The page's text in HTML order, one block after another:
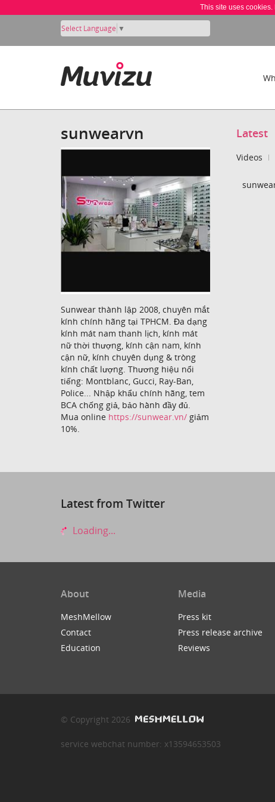
This site uses
Select Language ▼
sunwearvn
Sunwear thành lập 2008, chuyên mắt
kính chính hãng tại TPHCM. Đa dạng
kính mát nam thanh lịch, kính mát
nữ thời thượng, kính cận nam, kính
cận nữ, kính chuyên dụng & tròng
kính chất lượng. Thương hiệu nổi
tiếng: Montblanc, Gucci, Ray-Ban,
Police... Nhập khẩu chính hãng, tem
BCA chống giả, bảo hành đầy đủ.
Mua online https://sunwear.vn/ giảm
10%.
Latest
Videos
Latest from Twitter
Loading...
About
MeshMellow
Contact
Education
Media
Press kit
Press release archive
Reviews
© Copyright 2026
service webchat number: x13594653503